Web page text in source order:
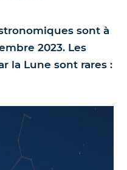
spatiale
sont à
2023. Les
la Lune sont rares :